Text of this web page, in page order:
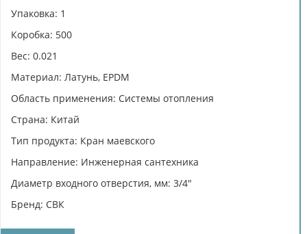
Упаковка: 1
Коробка: 500
Вес: 0.021
Материал: Латунь, EPDM
Область применения: Системы отопления
Страна: Китай
Тип продукта: Кран маевского
Направление: Инженерная сантехника
Диаметр входного отверстия, мм: 3/4"
Бренд: СВК